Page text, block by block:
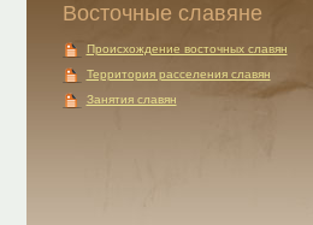
Восточные славяне
Происхождение восточных славян
Территория расселения славян
Занятия славян